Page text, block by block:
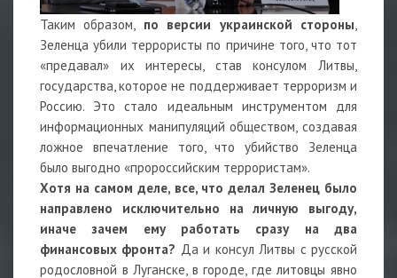
Таким образом, по версии украинской стороны
Зеленца убили террористы по причине того, что тот
«предавал» их интересы, став консулом Литвы,
государства, которое не поддерживает терроризм и
Россию. Это стало идеальным инструментом для
информационных манипуляций обществом, создавая
ложное впечатление того, что убийство Зеленца
было выгодно «пророссийским террористам».
Хотя на самом деле, все, что делал Зеленец было
направлено исключительно на личную выгоду,
иначе зачем ему работать сразу на два
финансовых фронта? Да и консул Литвы с русской
родословной в Луганске, в городе, где литовцы явно